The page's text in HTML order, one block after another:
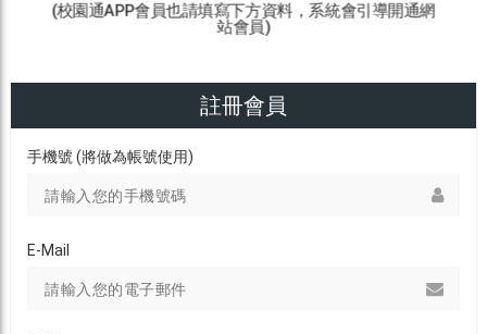
(校園通APP會員也請填寫下方資料，系統會引導開通網
站會員)
註冊會員
手機號 (將做為帳號使用)
E-Mail